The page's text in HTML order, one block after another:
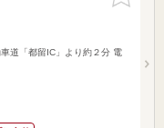
道「都留IC」より約２分 電